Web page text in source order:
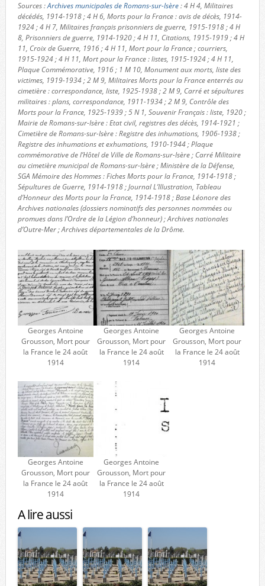
Sources :Archives municipales de Romans-sur-Isère: 4 H 4, Militaires
décédés, 1914-1918 ; 4 H 6, Morts pour la France : avis de décès, 1914-
1924 ; 4 H 7, Militaires français prisonniers de guerre, 1915-1918 ; 4 H
8, Prisonniers de guerre, 1914-1920 ; 4 H 11, Citations, 1915-1919 ; 4 H
11, Croix de Guerre, 1916 ; 4 H 11, Mort pour la France ; courriers,
1915-1924 ; 4 H 11, Mort pour la France : listes, 1915-1924 ; 4 H 11,
Plaque Commémorative, 1916 ; 1 M 10, Monument aux morts, liste des
victimes, 1919-1934 ; 2 M 9, Militaires Morts pour la France enterrés au
cimetière : correspondance, liste, 1925-1938 ; 2 M 9, Carré et sépultures
militaires : plans, correspondance, 1911-1934 ; 2 M 9, Contrôle des
Morts pour la France, 1925-1939 ; 5 N 1, Souvenir Français : liste, 1920 ;
Mairie de Romans-sur-Isère : Etat civil, registres des décès, 1914-1921 ;
Cimetière de Romans-sur-Isère : Registre des inhumations, 1906-1938 ;
Registre des inhumations et exhumations, 1910-1944 ; Plaque
commémorative de l’Hôtel de Ville de Romans-sur-Isère ; Carré Militaire
au cimetière municipal de Romans-sur-Isère ; Ministère de la Défense,
SGA Mémoire des Hommes : Fiches Morts pour la France, 1914-1918 ;
Sépultures de Guerre, 1914-1918 ; Journal L’Illustration, Tableau
d’Honneur des Morts pour la France, 1914-1918 ; Base Léonore des
Archives nationales (dossiers nominatifs des personnes nommées ou
promues dans l’Ordre de la Légion d’honneur) ; Archives nationales
d’Outre-Mer ; Archives départementales de la Drôme.
Georges Antoine
Grousson, Mort pour
la France le 24 août
1914
Georges Antoine
Grousson, Mort pour
la France le 24 août
1914
Georges Antoine
Grousson, Mort pour
la France le 24 août
1914
Georges Antoine
Grousson, Mort pour
la France le 24 août
1914
Georges Antoine
Grousson, Mort pour
la France le 24 août
1914
A lire aussi